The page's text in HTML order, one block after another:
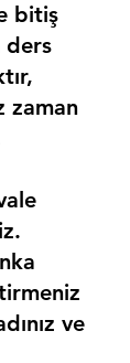
bitiş
ders
zaman
ve